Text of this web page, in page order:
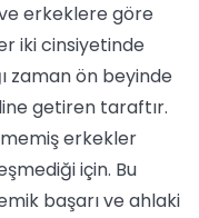
erkeklere göre
iki cinsiyetinde
zaman ön beyinde
getiren taraftır.
erkekler
için. Bu
başarı ve ahlaki